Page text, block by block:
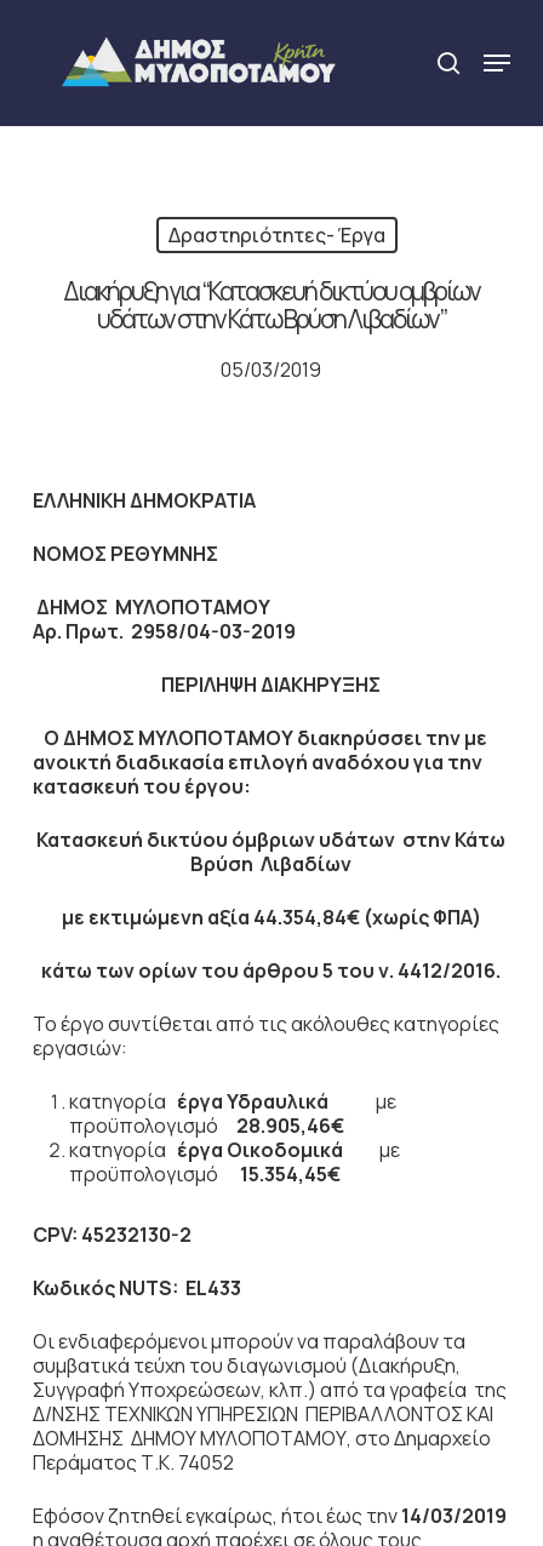
content
search
Menu
Δραστηριότητες- Έργα
Διακήρυξη για “Κατασκευή δικτύου ομβρίων
υδάτων στην Κάτω Βρύση Λιβαδίων”
05/03/2019
ΕΛΛΗΝΙΚΗ ΔΗΜΟΚΡΑΤΙΑ
ΝΟΜΟΣ ΡΕΘΥΜΝΗΣ
ΔΗΜΟΣ ΜΥΛΟΠΟΤΑΜΟΥ
Αρ. Πρωτ. 2958/04-03-2019
ΠΕΡΙΛΗΨΗ ΔΙΑΚΗΡΥΞΗΣ
Ο ΔΗΜΟΣ ΜΥΛΟΠΟΤΑΜΟΥ διακηρύσσει την με
ανοικτή διαδικασία επιλογή αναδόχου για την
κατασκευή του έργου:
Κατασκευή δικτύου όμβριων υδάτων στην Κάτω
Βρύση Λιβαδίων
με εκτιμώμενη αξία 44.354,84€(χωρίς ΦΠΑ)
κάτω των ορίων του άρθρου 5 του ν. 4412/2016.
Το έργο συντίθεται από τις ακόλουθες κατηγορίες
εργασιών:
κατηγορία έργαΥδραυλικά
με
προϋπολογισμό
28.905,46€
κατηγορία έργα Οικοδομικά με
προϋπολογισμό
15.354,45€
CPV: 45232130-2
ΚωδικόςNUTS: EL433
Οι ενδιαφερόμενοι μπορούν να παραλάβουν τα
συμβατικά τεύχη του διαγωνισμού (Διακήρυξη,
Συγγραφή Υποχρεώσεων, κλπ.) από τα γραφεία της
Δ/ΝΣΗΣ ΤΕΧΝΙΚΩΝ ΥΠΗΡΕΣΙΩΝ ΠΕΡΙΒΑΛΛΟΝΤΟΣ ΚΑΙ
ΔΟΜΗΣΗΣ ΔΗΜΟΥ ΜΥΛΟΠΟΤΑΜΟΥ, στο Δημαρχείο
Περάματος Τ.Κ. 74052
Εφόσον ζητηθεί εγκαίρως, ήτοι έως την14/03/2019
η αναθέτουσα αρχή παρέχει σε όλους τους
Close